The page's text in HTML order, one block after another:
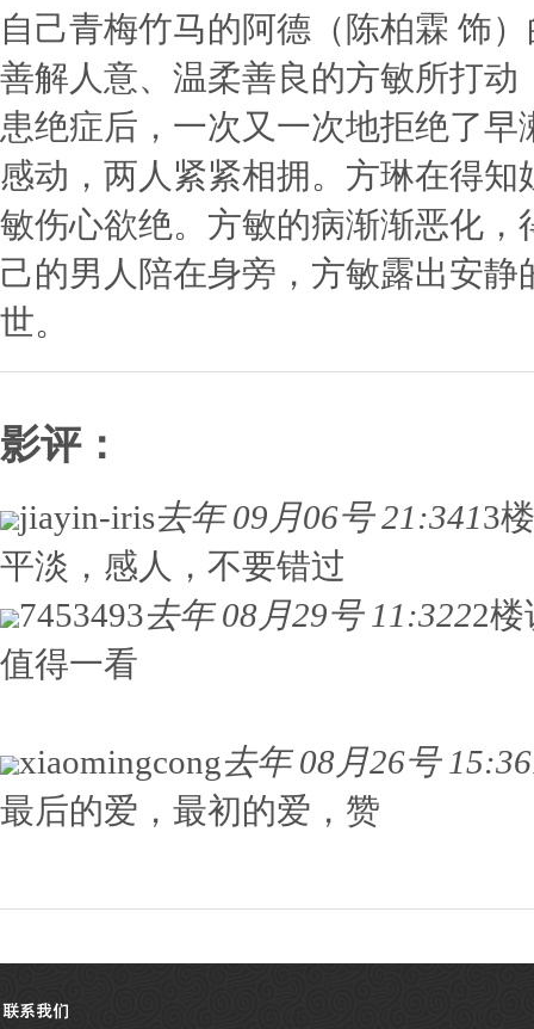
自己青梅竹马的阿德（陈柏霖 饰
善解人意、温柔善良的方敏所打
患绝症后，一次又一次地拒绝了
感动，两人紧紧相拥。方琳在得
敏伤心欲绝。方敏的病渐渐恶化
己的男人陪在身旁，方敏露出安
世。
影评：
jiayin-iris去年 09月06号 21:3413
平淡，感人，不要错过
7453493去年 08月29号 11:3222楼
值得一看
xiaomingcong去年 08月26号 15:36
最后的爱，最初的爱，赞